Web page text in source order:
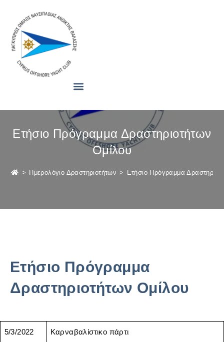
Ετήσιο Πρόγραμμα Δραστηριοτήτων
Ομίλου
> Ημερολόγιο Δραστηριοτήτων > Ετήσιο Πρόγραμμα
Ετήσιο Πρόγραμμα
Δραστηριοτήτων Ομίλου
5/3/2022 Καρναβαλίστικο πάρτι